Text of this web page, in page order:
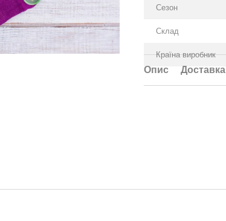
Сезон
Склад
Країна виробник
Опис Доставка